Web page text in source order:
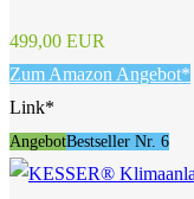
499,00 EUR
Zum Amazon Angebot*
Link*
AngebotBestseller Nr. 6